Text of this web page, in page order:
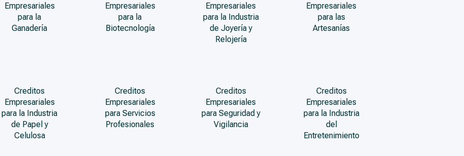
Empresariales
para la
Ganadería
Empresariales
para la
Biotecnología
Empresariales
para la Industria
de Joyería y
Relojería
Empresariales
para las
Artesanías
Creditos
Empresariales
para la Industria
de Papel y
Celulosa
Creditos
Empresariales
para Servicios
Profesionales
Creditos
Empresariales
para Seguridad y
Vigilancia
Creditos
Empresariales
para la Industria
del
Entretenimiento